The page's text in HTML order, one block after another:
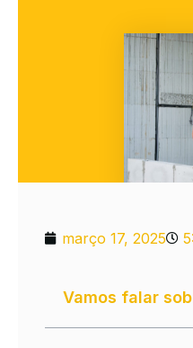
março 17, 2025
Vamos falar